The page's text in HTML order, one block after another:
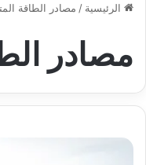
الرئيسية / مصادر الطاقة
مصادر